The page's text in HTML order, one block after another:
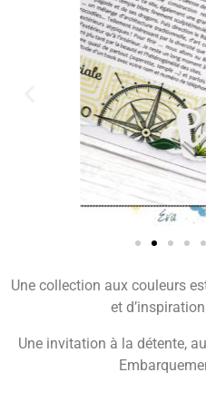
Une collection aux couleurs
et
Une invitation à la détente,